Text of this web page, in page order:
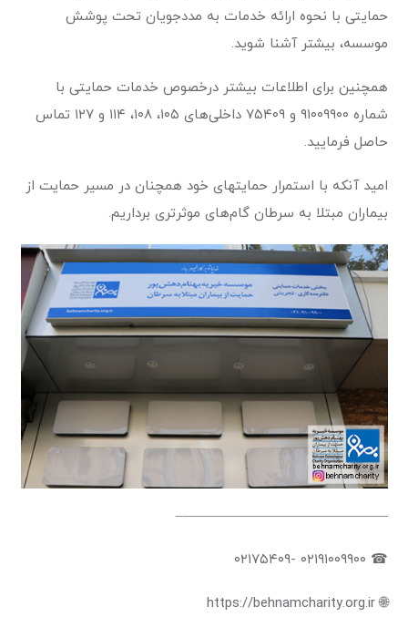
حمایتی با نحوه ارائه خدمات به مددجویان تحت پوشش
موسسه، بیشتر آشنا شوید.
همچنین برای اطلاعات بیشتر درخصوص خدمات حمایتی با
شماره ۹۱۰۰۹۹۰۰ و ۷۵۴۰۹ داخلی‌های ۱۰۵، ۱۰۸، ۱۱۴ و ۱۲۷ تماس
حاصل فرمایید.
امید آنکه با استمرار حمایتهای خود همچنان در مسیر حمایت از
بیماران مبتلا به سرطان گام‌های موثرتری برداریم.
———————————————–
☎ ۰۲۱۹۱۰۰۹۹۰۰ -۰۲۱۷۵۴۰۹
🌐 https://behnamcharity.org.ir